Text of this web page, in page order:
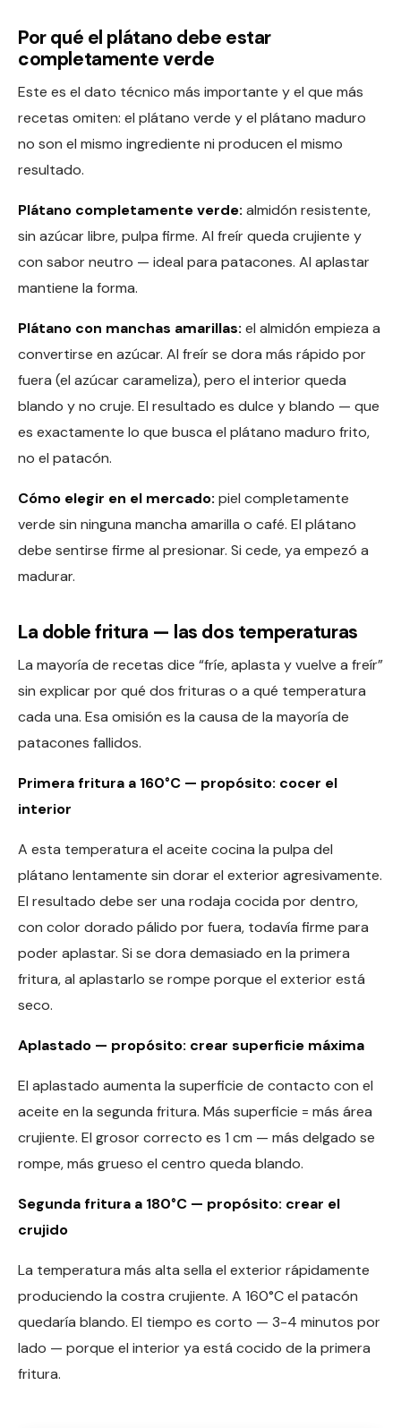
Por qué el plátano debe estar
completamente verde
Este es el dato técnico más importante y el que más
recetas omiten: el plátano verde y el plátano maduro
no son el mismo ingrediente ni producen el mismo
resultado.
Plátano completamente verde: almidón resistente,
sin azúcar libre, pulpa firme. Al freír queda crujiente y
con sabor neutro — ideal para patacones. Al aplastar
mantiene la forma.
Plátano con manchas amarillas: el almidón empieza a
convertirse en azúcar. Al freír se dora más rápido por
fuera (el azúcar carameliza), pero el interior queda
blando y no cruje. El resultado es dulce y blando — que
es exactamente lo que busca el plátano maduro frito,
no el patacón.
Cómo elegir en el mercado: piel completamente
verde sin ninguna mancha amarilla o café. El plátano
debe sentirse firme al presionar. Si cede, ya empezó a
madurar.
La doble fritura — las dos temperaturas
La mayoría de recetas dice “fríe, aplasta y vuelve a freír”
sin explicar por qué dos frituras o a qué temperatura
cada una. Esa omisión es la causa de la mayoría de
patacones fallidos.
Primera fritura a 160°C — propósito: cocer el
interior
A esta temperatura el aceite cocina la pulpa del
plátano lentamente sin dorar el exterior agresivamente.
El resultado debe ser una rodaja cocida por dentro,
con color dorado pálido por fuera, todavía firme para
poder aplastar. Si se dora demasiado en la primera
fritura, al aplastarlo se rompe porque el exterior está
seco.
Aplastado — propósito: crear superficie máxima
El aplastado aumenta la superficie de contacto con el
aceite en la segunda fritura. Más superficie = más área
crujiente. El grosor correcto es 1 cm — más delgado se
rompe, más grueso el centro queda blando.
Segunda fritura a 180°C — propósito: crear el
crujido
La temperatura más alta sella el exterior rápidamente
produciendo la costra crujiente. A 160°C el patacón
quedaría blando. El tiempo es corto — 3-4 minutos por
lado — porque el interior ya está cocido de la primera
fritura.